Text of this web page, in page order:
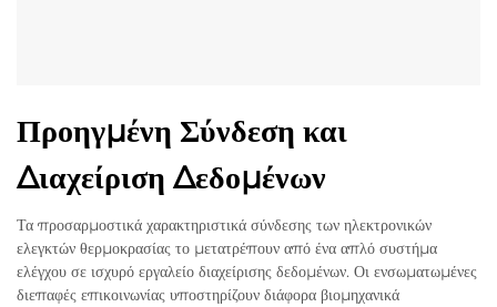
Προηγμένη Σύνδεση και
Διαχείριση Δεδομένων
Τα προσαρμοστικά χαρακτηριστικά σύνδεσης των ηλεκτρονικών
ελεγκτών θερμοκρασίας το μετατρέπουν από ένα απλό συστήμα
ελέγχου σε ισχυρό εργαλείο διαχείρισης δεδομένων. Οι ενσωματωμένες
διεπαφές επικοινωνίας υποστηρίζουν διάφορα βιομηχανικά